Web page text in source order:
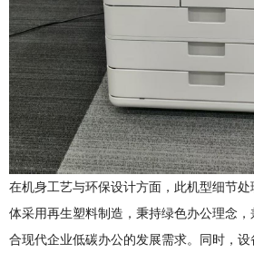
在机身工艺与环保设计方面，此机型细节处
体采用再生塑料制造，秉持绿色办公理念
合现代企业低碳办公的发展需求。同时，